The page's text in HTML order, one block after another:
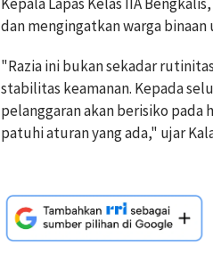
Kepala Lapas Kelas IIA
dan mengingatkan warga
"Razia ini bukan sekadar
stabilitas keamanan. Kepada
pelanggaran akan berisiko
patuhi aturan yang ada," ujar